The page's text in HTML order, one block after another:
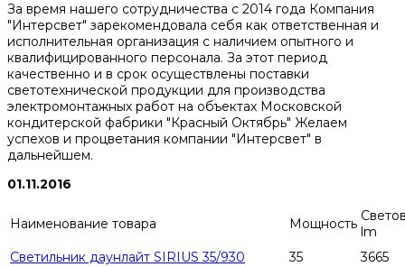
За время нашего сотрудничества с 2014 года Компания
"Интерсвет" зарекомендовала себя как ответственная и
исполнительная организация с наличием опытного и
квалифицированного персонала. За этот период
качественно и в срок осуществлены поставки
светотехнической продукции для производства
электромонтажных работ на объектах Московской
кондитерской фабрики "Красный Октябрь" Желаем
успехов и процветания компании "Интерсвет" в
дальнейшем.
01.11.2016
Наименование товара Мощность lm
Светильник даунлайт SIRIUS 35/930
35
3665